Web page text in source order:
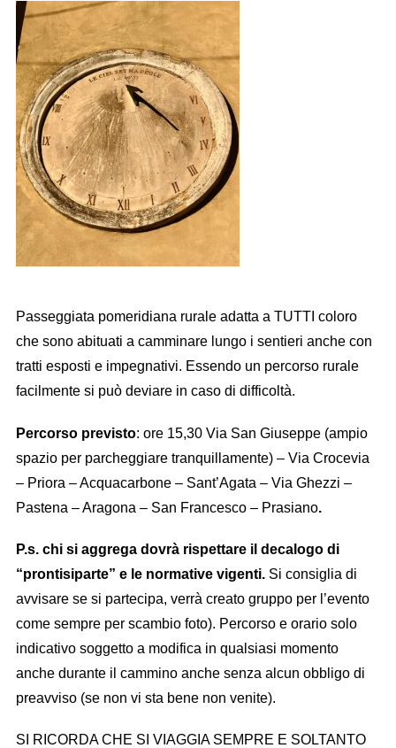
Passeggiata pomeridiana rurale adatta a TUTTI coloro
che sono abituati a camminare lungo i sentieri anche con
tratti esposti e impegnativi. Essendo un percorso rurale
facilmente si può deviare in caso di difficoltà.
Percorso previsto: ore 15,30 Via San Giuseppe (ampio
spazio per parcheggiare tranquillamente) – Via Crocevia
– Priora – Acquacarbone – Sant’Agata – Via Ghezzi –
Pastena – Aragona – San Francesco – Prasiano.
P.s. chi si aggrega dovrà rispettare il decalogo di
“prontisiparte” e le normative vigenti. Si consiglia di
avvisare se si partecipa, verrà creato gruppo per l’evento
come sempre per scambio foto). Percorso e orario solo
indicativo soggetto a modifica in qualsiasi momento
anche durante il cammino anche senza alcun obbligo di
preavviso (se non vi sta bene non venite).
SI RICORDA CHE SI VIAGGIA SEMPRE E SOLTANTO